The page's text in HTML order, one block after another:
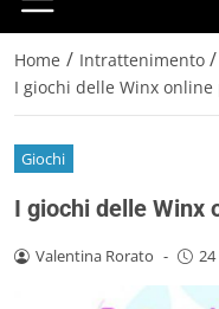
Home / Intrattenimento /
I giochi delle Winx
Giochi
I giochi delle Winx
Valentina Rorato -